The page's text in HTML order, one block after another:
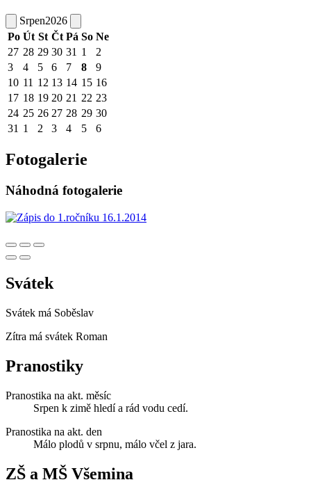
Srpen2026
Po Út St Čt Pá So Ne
27 28 29 30 31 1
2
3
4 5 6 7 8
9
10 11 12 13 14 15 16
17 18 19 20 21 22 23
24 25 26 27 28 29 30
31 1 2 3 4 5 6
Fotogalerie
Náhodná fotogalerie
Svátek
Svátek má Soběslav
Zítra má svátek Roman
Pranostiky
Pranostika na akt. měsíc
Srpen k zimě hledí a rád vodu cedí.
Pranostika na akt. den
Málo plodů v srpnu, málo včel z jara.
ZŠ a MŠ Všemina